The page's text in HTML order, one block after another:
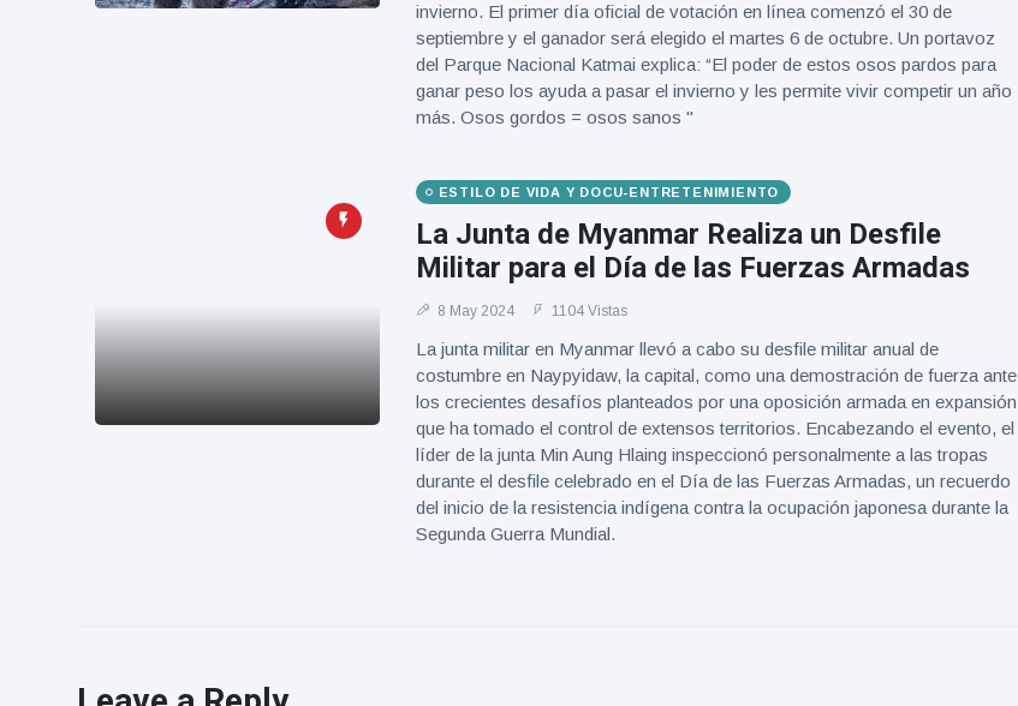
invierno. El primer día oficial de votación en línea comenzó el 30 de
septiembre y el ganador será elegido el martes 6 de octubre. Un portavoz
del Parque Nacional Katmai explica: “El poder de estos osos pardos para
ganar peso los ayuda a pasar el invierno y les permite vivir competir un año
más. Osos gordos = osos sanos "
ESTILO DE VIDA Y DOCU-ENTRETENIMIENTO
La Junta de Myanmar Realiza un Desfile
Militar para el Día de las Fuerzas Armadas
8 May 2024 1104 Vistas
La junta militar en Myanmar llevó a cabo su desfile militar anual de
costumbre en Naypyidaw, la capital, como una demostración de fuerza ante
los crecientes desafíos planteados por una oposición armada en expansión
que ha tomado el control de extensos territorios. Encabezando el evento, el
líder de la junta Min Aung Hlaing inspeccionó personalmente a las tropas
durante el desfile celebrado en el Día de las Fuerzas Armadas, un recuerdo
del inicio de la resistencia indígena contra la ocupación japonesa durante la
Segunda Guerra Mundial.